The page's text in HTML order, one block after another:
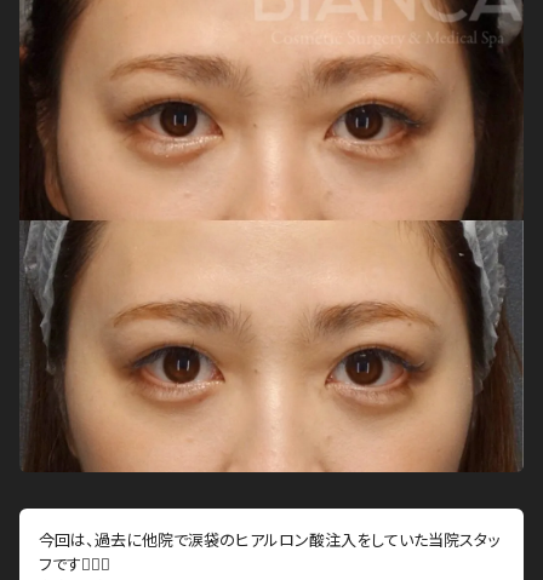
今回は、過去に他院で涙袋のヒアルロン酸注入をしていた当院スタッ
フです👩🏻‍⚕️